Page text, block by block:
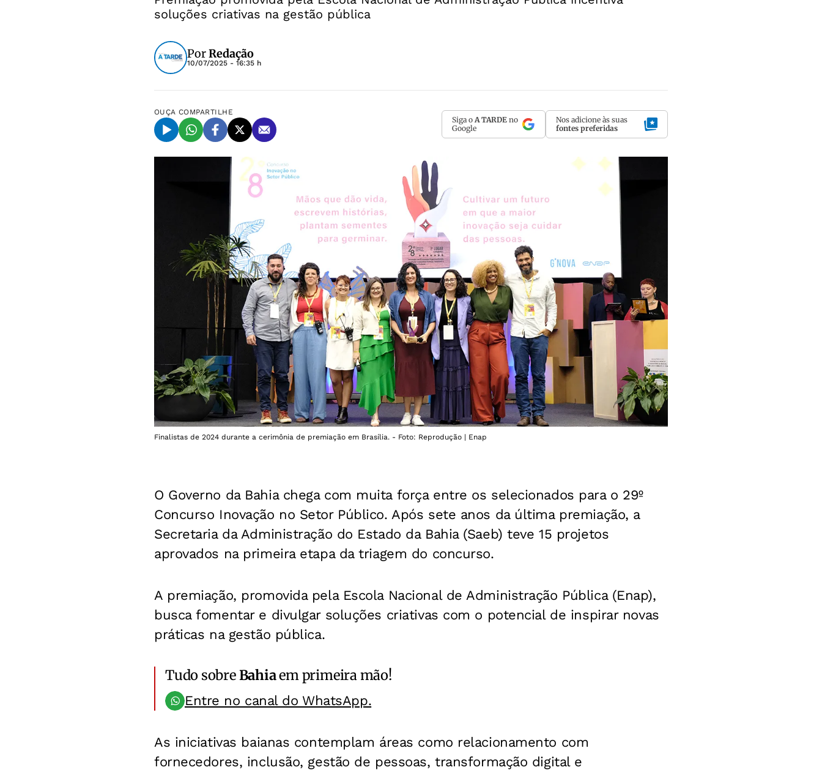
soluções criativas na gestão pública
PorRedação
10/07/2025 - 16:35 h
OUÇA COMPARTILHE
Siga o A TARDE no
Google
Nos adicione às suas
fontes preferidas
Finalistas de 2024 durante a cerimônia de premiação em Brasília. - Foto: Reprodução | Enap
O Governo da Bahia chega com muita força entre os selecionados para o 29º
Concurso Inovação no Setor Público. Após sete anos da última premiação, a
Secretaria da Administração do Estado da Bahia (Saeb) teve 15 projetos
aprovados na primeira etapa da triagem do concurso.
A premiação, promovida pela Escola Nacional de Administração Pública (Enap),
buscafomentar e divulgar soluções criativas com o potencial de inspirar novas
práticas na gestão pública.
Tudo sobreBahiaem primeira mão!
Entre no canal do WhatsApp.
As iniciativas baianas contemplam áreas como relacionamento com
fornecedores, inclusão, gestão de pessoas, transformação digital e